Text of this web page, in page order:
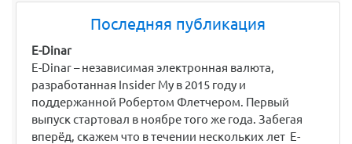
Последняя публикация
E-Dinar
E-Dinar – независимая электронная валюта,
разработанная Insider My в 2015 году и
поддержанной Робертом Флетчером. Первый
выпуск стартовал в ноябре того же года. Забегая
вперёд, скажем что в течении нескольких лет E-